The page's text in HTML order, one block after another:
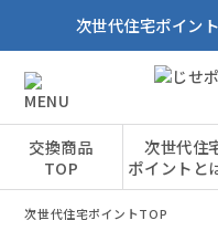
次世代住宅ポイン
交換商品
TOP
次世代住
ポイントと
次世代住宅ポイントTOP